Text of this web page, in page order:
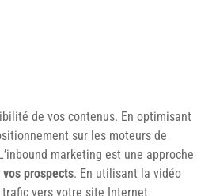
de vos contenus. En optimisant
sur les moteurs de
marketing est une approche
prospects. En utilisant la vidéo
vers votre site Internet